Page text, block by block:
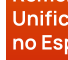
no